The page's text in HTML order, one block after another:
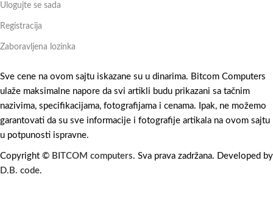
Ulogujte se sada
Registracija
Zaboravljena lozinka
Sve cene na ovom sajtu iskazane su u dinarima. Bitcom Computers
ulaže maksimalne napore da svi artikli budu prikazani sa tačnim
nazivima, specifikacijama, fotografijama i cenama. Ipak, ne možemo
garantovati da su sve informacije i fotografije artikala na ovom sajtu
u potpunosti ispravne.
Copyright © BITCOM computers. Sva prava zadržana. Developed by
D.B. code.